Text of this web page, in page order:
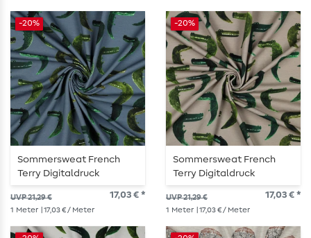
-20%
Sommersweat French
Terry Digitaldruck
Krokodile Jeansblau
UVP 21,29 € 17,03 € *
1 Meter | 17,03 € / Meter
-20%
Sommersweat French
Terry Digitaldruck
Krokodile Taupe
UVP 21,29 € 17,03 € *
1 Meter | 17,03 € / Meter